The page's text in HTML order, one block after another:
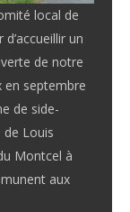
local de
un
de notre
en septembre
de side-
de Louis
Montcel à
aux